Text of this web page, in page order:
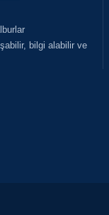
bilgi alabilir ve